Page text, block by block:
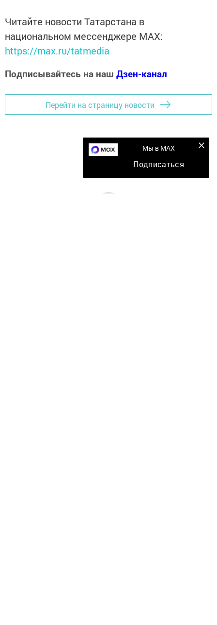
Читайте новости Татарстана в
национальном мессенджере MАХ:
https://max.ru/tatmedia
Подписывайтесь на наш Дзен-канал
Перейти на страницу новости
Мы в MAX
Подписаться